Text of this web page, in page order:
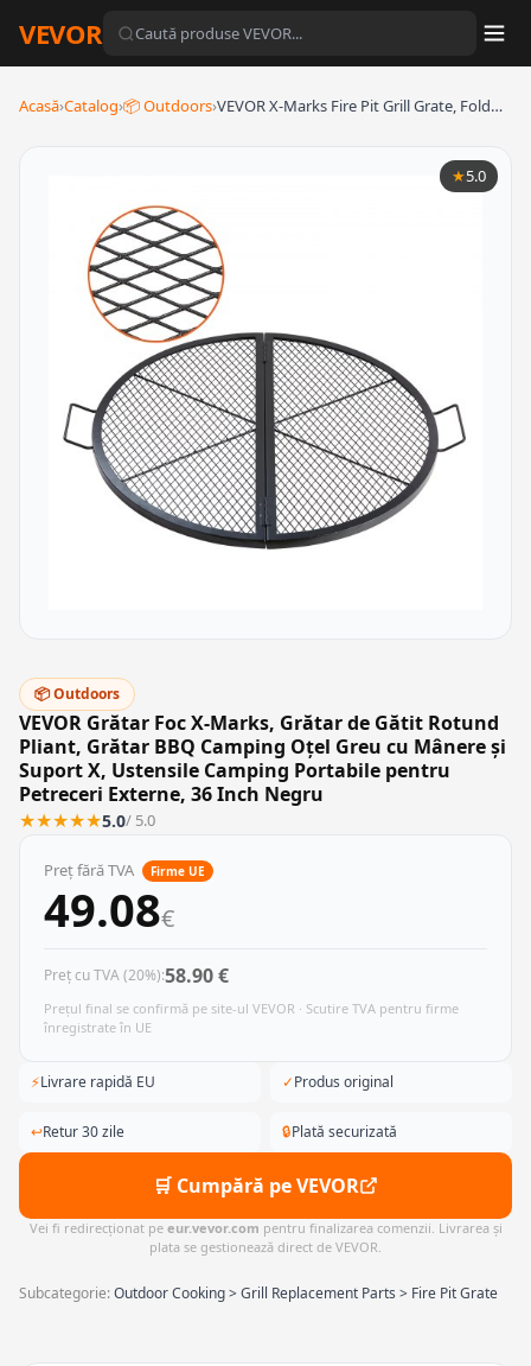
VEVOR
Acasă›Catalog›📦 Outdoors›VEVOR X-Marks Fire Pit Grill Grate, Fold…
★5.0
📦 Outdoors
VEVOR Grătar Foc X-Marks, Grătar de Gătit Rotund
Pliant, Grătar BBQ Camping Oțel Greu cu Mânere și
Suport X, Ustensile Camping Portabile pentru
Petreceri Externe, 36 Inch Negru
★★★★★5.0/ 5.0
Preț fără TVA Firme UE
49.08€
Preț cu TVA (20%):58.90 €
Prețul final se confirmă pe site-ul VEVOR · Scutire TVA pentru firme
înregistrate în UE
⚡Livrare rapidă EU ✓Produs original
↩Retur 30 zile 🔒Plată securizată
🛒 Cumpără pe VEVOR
Vei fi redirecționat pe eur.vevor.com pentru finalizarea comenzii. Livrarea și
plata se gestionează direct de VEVOR.
Subcategorie:Outdoor Cooking > Grill Replacement Parts > Fire Pit Grate